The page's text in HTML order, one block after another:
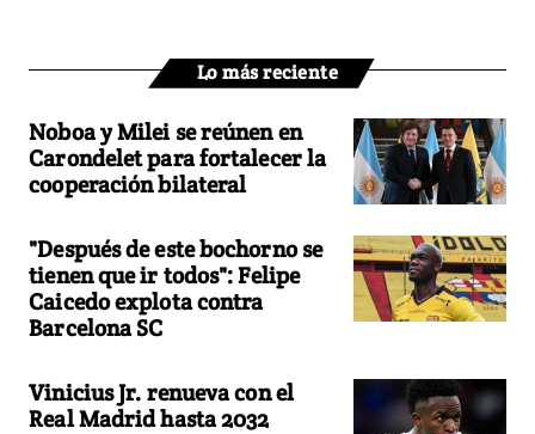
Lo más reciente
Noboa y Milei se reúnen en
Carondelet para fortalecer la
cooperación bilateral
"Después de este bochorno se
tienen que ir todos": Felipe
Caicedo explota contra
Barcelona SC
Vinicius Jr. renueva con el
Real Madrid hasta 2032